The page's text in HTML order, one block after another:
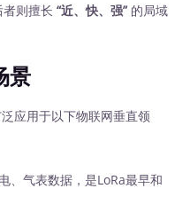
者则擅长“近、快、强” ‍ 的局域
景
应用于以下物联网垂直领
、气表数据，是LoRa最早和